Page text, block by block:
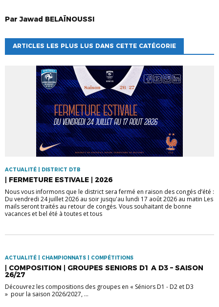
ParJawad BELAÏNOUSSI
ARTICLES LES PLUS LUS DANS CETTE CATÉGORIE
ACTUALITÉ | DISTRICT DTB
| FERMETURE ESTIVALE | 2026
Nous vous informons que le district sera fermé en raison des congés d’été :
Du vendredi 24 juillet 2026 au soir jusqu'au lundi 17 août 2026 au matin Les
mails seront traités au retour de congés. Vous souhaitant de bonne
vacances et bel été à toutes et tous
ACTUALITÉ | CHAMPIONNATS | COMPÉTITIONS
| COMPOSITION | GROUPES SENIORS D1 A D3 – SAISON
26/27
Découvrez les compositions des groupes en « Séniors D1 - D2 et D3
» pour la saison 2026/2027, ...